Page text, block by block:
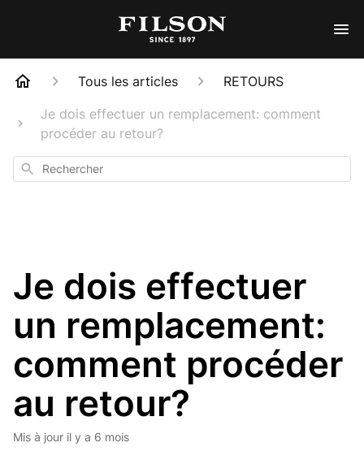
Tous les articles
RETOURS
Je dois effectuer un remplacement: comment
procéder au retour?
Rechercher
Je dois effectuer
un remplacement:
comment procéder
au retour?
Mis à jour il y a 6 mois